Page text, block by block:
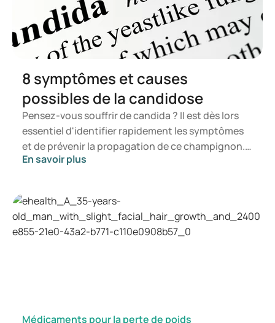
8 symptômes et causes
possibles de la candidose
Pensez-vous souffrir de candida ? Il est dès lors
essentiel d'identifier rapidement les symptômes
et de prévenir la propagation de ce champignon.
Dans cet article, vous découvrirez ce qu'est le
développement d'une infection à candida. Vous
saurez ainsi à quel moment il est opportun de
consulter un professionnel de la santé.
En savoir plus
Médicaments pour la perte de poids